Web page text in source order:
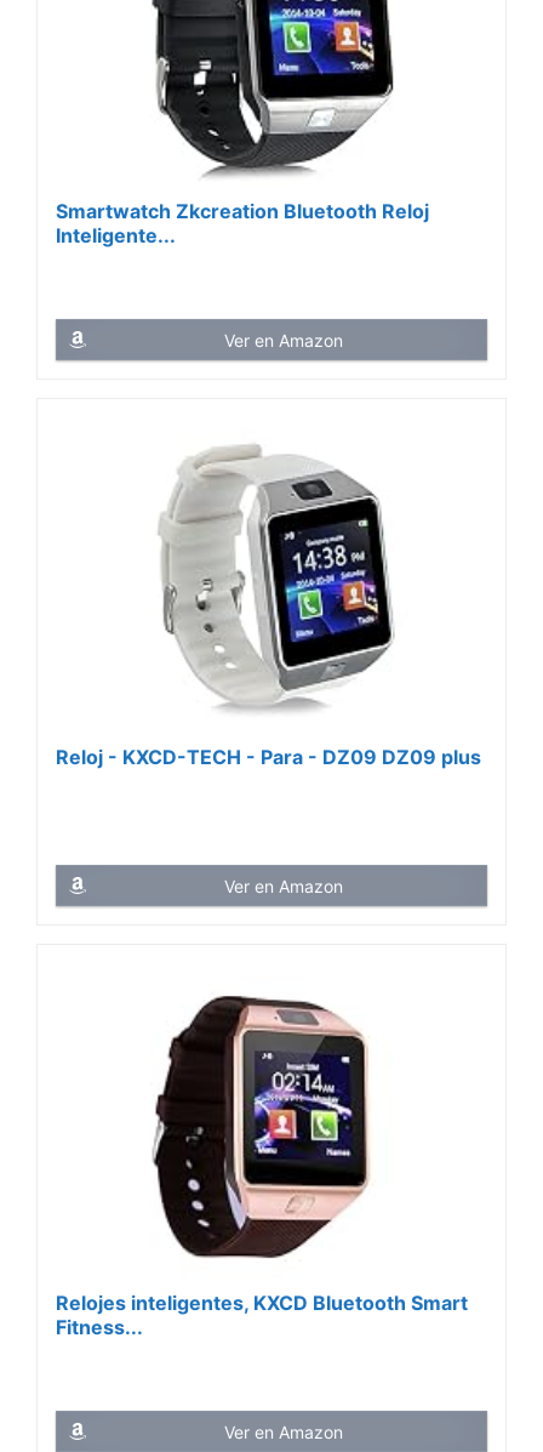
Smartwatch Zkcreation Bluetooth Reloj
Inteligente...
Ver en Amazon
Reloj - KXCD-TECH - Para - DZ09 DZ09 plus
Ver en Amazon
Relojes inteligentes, KXCD Bluetooth Smart
Fitness...
Ver en Amazon